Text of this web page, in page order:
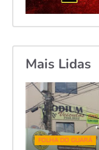
Mais Lidas
FOLHA DO GUARÁ